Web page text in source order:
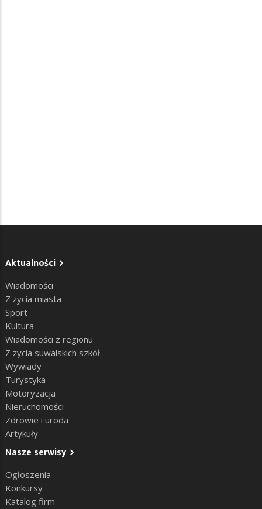
Aktualności
Wiadomości
Z życia miasta
Sport
Kultura
Wiadomości z regionu
Z życia suwalskich szkół
Wywiady
Turystyka
Motoryzacja
Nieruchomości
Zdrowie i uroda
Artykuły
Nasze serwisy
Ogłoszenia
Konkursy
Katalog firm